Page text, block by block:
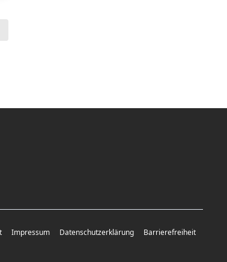
Impressum Datenschutzerklärung Barrierefreiheit